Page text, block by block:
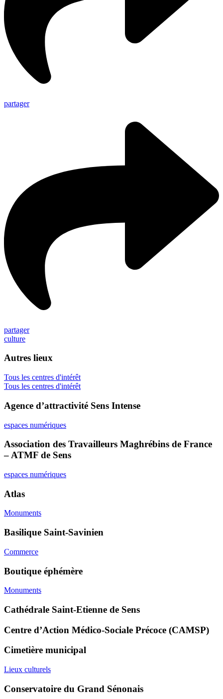
partager
partager
culture
Autres lieux
Tous les centres d'intérêt
Tous les centres d'intérêt
Agence d’attractivité Sens Intense
espaces numériques
Association des Travailleurs Maghrébins de France
– ATMF de Sens
espaces numériques
Atlas
Monuments
Basilique Saint-Savinien
Commerce
Boutique éphémère
Monuments
Cathédrale Saint-Etienne de Sens
Centre d’Action Médico-Sociale Précoce (CAMSP)
Cimetière municipal
Lieux culturels
Conservatoire du Grand Sénonais